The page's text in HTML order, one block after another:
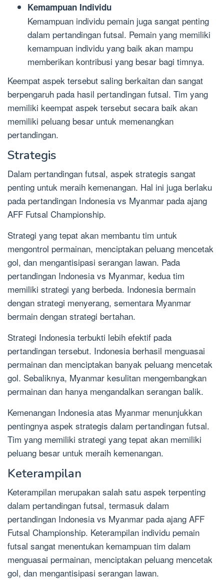
Kemampuan Individu
Kemampuan individu pemain juga sangat penting
dalam pertandingan futsal. Pemain yang memiliki
kemampuan individu yang baik akan mampu
memberikan kontribusi yang besar bagi timnya.
Keempat aspek tersebut saling berkaitan dan sangat
berpengaruh pada hasil pertandingan futsal. Tim yang
memiliki keempat aspek tersebut secara baik akan
memiliki peluang besar untuk memenangkan
pertandingan.
Strategis
Dalam pertandingan futsal, aspek strategis sangat
penting untuk meraih kemenangan. Hal ini juga berlaku
pada pertandingan Indonesia vs Myanmar pada ajang
AFF Futsal Championship.
Strategi yang tepat akan membantu tim untuk
mengontrol permainan, menciptakan peluang mencetak
gol, dan mengantisipasi serangan lawan. Pada
pertandingan Indonesia vs Myanmar, kedua tim
memiliki strategi yang berbeda. Indonesia bermain
dengan strategi menyerang, sementara Myanmar
bermain dengan strategi bertahan.
Strategi Indonesia terbukti lebih efektif pada
pertandingan tersebut. Indonesia berhasil menguasai
permainan dan menciptakan banyak peluang mencetak
gol. Sebaliknya, Myanmar kesulitan mengembangkan
permainan dan hanya mengandalkan serangan balik.
Kemenangan Indonesia atas Myanmar menunjukkan
pentingnya aspek strategis dalam pertandingan futsal.
Tim yang memiliki strategi yang tepat akan memiliki
peluang besar untuk meraih kemenangan.
Keterampilan
Keterampilan merupakan salah satu aspek terpenting
dalam pertandingan futsal, termasuk dalam
pertandingan Indonesia vs Myanmar pada ajang AFF
Futsal Championship. Keterampilan individu pemain
futsal sangat menentukan kemampuan tim dalam
menguasai permainan, menciptakan peluang mencetak
gol, dan mengantisipasi serangan lawan.